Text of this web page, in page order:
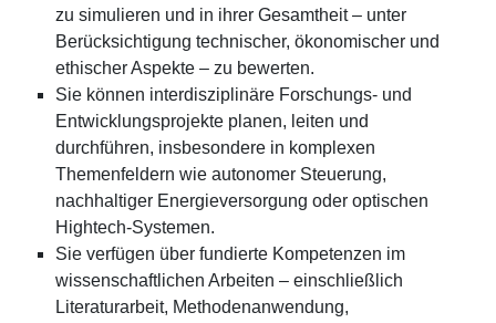
zu simulieren und in ihrer Gesamtheit – unter
Berücksichtigung technischer, ökonomischer und
ethischer Aspekte – zu bewerten.
Sie können interdisziplinäre Forschungs- und
Entwicklungsprojekte planen, leiten und
durchführen, insbesondere in komplexen
Themenfeldern wie autonomer Steuerung,
nachhaltiger Energieversorgung oder optischen
Hightech-Systemen.
Sie verfügen über fundierte Kompetenzen im
wissenschaftlichen Arbeiten – einschließlich
Literaturarbeit, Methodenanwendung,